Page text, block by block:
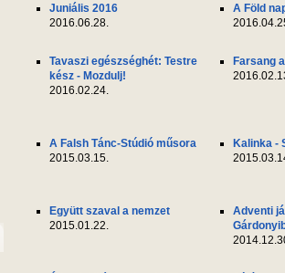
Juniális 2016
2016.06.28.
A Föld
Tavaszi egészséghét: Testre
kész - Mozdulj!
2016.02.24.
Farsang
A Falsh Tánc-Stúdió műsora
2015.03.15.
Kalinka -
Együtt szaval a nemzet
2015.01.22.
Adventi